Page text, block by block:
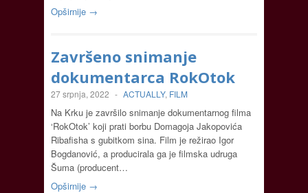
Opširnije →
Završeno snimanje
dokumentarca RokOtok
27 srpnja, 2022 - ACTUALLY, FILM
Na Krku je završilo snimanje dokumentarnog filma
‘RokOtok’ koji prati borbu Domagoja Jakopovića
Ribafisha s gubitkom sina. Film je režirao Igor
Bogdanović, a producirala ga je filmska udruga
Šuma (producent…
Opširnije →